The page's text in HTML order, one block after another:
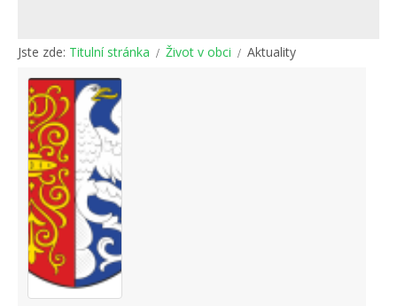
Jste zde: Titulní stránka Život v obci Aktuality